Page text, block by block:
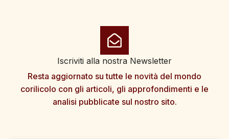
Iscriviti alla nostra Newsletter
Resta aggiornato su tutte le novità del mondo
corilicolo con gli articoli, gli approfondimenti e le
analisi pubblicate sul nostro sito.